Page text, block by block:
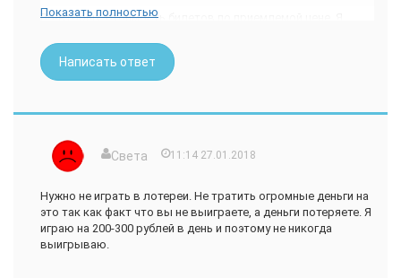
Во-вторых, стоимость билетов по приемлемой цене. Я
посредник делает скидку). Чем дороже билет, тем выше
шанс выиграть крупную сумму. Крупную сумму я выигрывал
1 раз (около 13 тыс рублей). Хочу сорвать куш, но мне
важный показатель, я не раз сталкивался с другими
сайтами, на которых попросту не выплачивают честно
заработанные деньги. На этой платформе выплаты
удобства игроков, можно несколькими способами
перевести денежные средства.
Есть маленькие недостатки, хотелось бы побольше
Показать полностью
Написать ответ
Света 11:14 27.01.2018
Нужно не играть в лотереи. Не тратить огромные деньги на
это так как факт что вы не выиграете, а деньги потеряете. Я
играю на 200-300 рублей в день и поэтому не никогда
выигрываю.